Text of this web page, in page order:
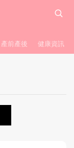
產前產後 健康資訊